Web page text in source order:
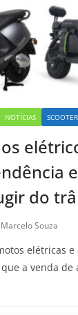
NOTÍCIAS
do
Marcelo Souza
elétricas
a venda de